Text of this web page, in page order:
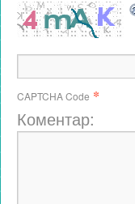
CAPTCHA Code *
Коментар: